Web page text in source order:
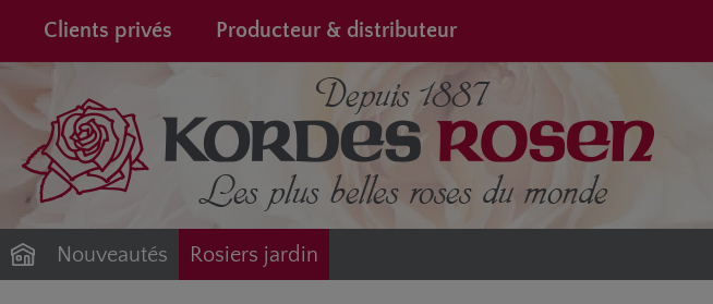
Passer à la navigation principale
Clients privés Producteur & distributeur
Nouveautés Rosiers jardin